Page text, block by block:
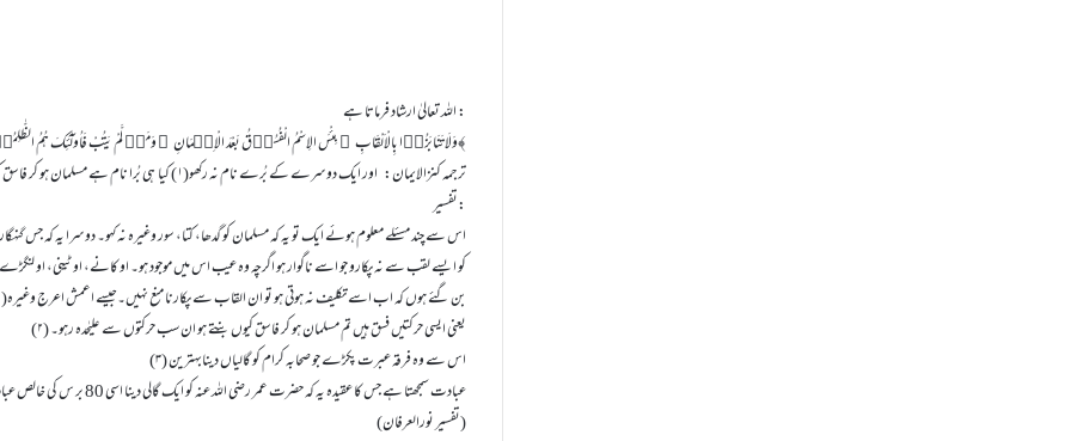
اللہ تعالیٰ ارشاد فرماتا ہے :
وَلَا تَنَابَزُوۡا بِالْاَلْقَابِ ؕ بِئْسَ الِاسْمُ الْفُسُوۡقُ بَعْدَ الْاِیۡمَانِ ۚ وَمَنۡ لَّمْ یَتُبْ فَاُولٰٓئِکَ ہُمُ الظّٰلِمُوۡنَ ﴿۱۱﴾
ترجمہ کنزالایمان: اور ايک دوسرے کے بُرے نام نہ رکھو(۱) کيا ہی بُرا نام ہے مسلمان ہو کر فاسق کہلانا(۲) اور جو توبہ نہ کريں تو وہی ظالم ہيں۔(۳)(پ۲۶، الحجرٰت:۱۱)
تفسير:
کو ايسے لقب سے نہ پکارو جو اسے ناگوار ہو اگرچہ وہ عيب اس ميں موجود ہو۔ او کانے، او ٹينی، او
بن گئے ہوں کہ اب اسے تکليف نہ ہوتی ہو تو ان القاب سے پکارنا منع نہيں۔جيسے اعمش اعرج
(۲) يعنی ايسی حرکتيں فسق ہيں تم مسلمان ہو کر فاسق کيوں بنتے ہو ان سب حرکتوں سے علیٰحدہ رہو۔
(۳) اس سے وہ فرقہ عبرت پکڑے جو صحابہ کرام کو گالیاں دینابہترین
عبادت سمجھتا ہے جس کا عقیدہ یہ کہ حضرت عمر رضی اللہ عنہ کو ایک گالی دینا اسی 80 بر س کی خالص عبادت سے افضل ہے ۔ یہ لوگ اس آیت کے حکم سے ظالم ہیں ۔
(تفسير نورالعرفان)